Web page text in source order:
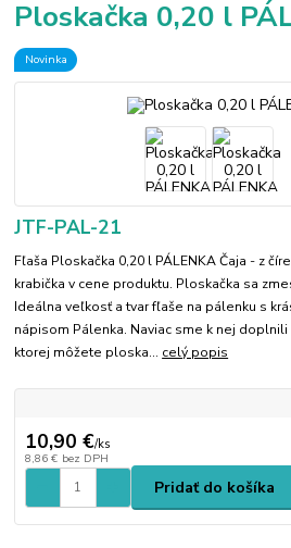
Ploskačka 0,20 l
Novinka
JTF-PAL-21
Fľaša Ploskačka 0,20 l PÁLENKA Čaja - z
krabička v cene produktu. Ploskačka sa
Ideálna veľkosť a tvar fľaše na pálenku s
nápisom Pálenka. Naviac sme k nej doplnili
ktorej môžete ploska... celý popis
10,90 €/ks
8,86 € bez DPH
Pridať do košíka